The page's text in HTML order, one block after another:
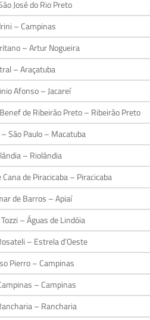
José do Rio Preto
– Campinas
– Artur Nogueira
– Araçatuba
Afonso – Jacareí
de Ribeirão Preto – Ribeirão Preto
São Paulo – Macatuba
– Riolândia
de Piracicaba – Piracicaba
de Barros – Apiaí
– Águas de Lindóia
– Estrela d’Oeste
Pierro – Campinas
– Campinas
– Rancharia